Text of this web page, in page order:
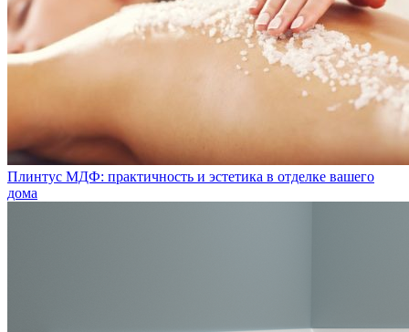
Плинтус МДФ: практичность и эстетика в отделке вашего
дома